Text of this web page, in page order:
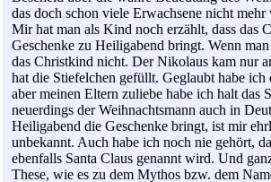
das doch schon viele Erwachsene nicht mehr
Mir hat man als Kind noch erzählt, dass das
Geschenke zu Heiligabend bringt. Wenn
das Christkind nicht. Der Nikolaus kam nur
hat die Stiefelchen gefüllt. Geglaubt habe ich
aber meinen Eltern zuliebe habe ich halt das
neuerdings der Weihnachtsmann auch in
Heiligabend die Geschenke bringt, ist mir
unbekannt. Auch habe ich noch nie gehört,
ebenfalls Santa Claus genannt wird. Und
These, wie es zu dem Mythos bzw. dem